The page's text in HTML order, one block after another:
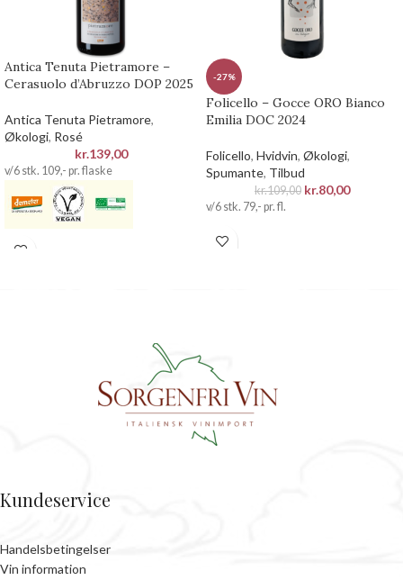
Antica Tenuta Pietramore –
Cerasuolo d’Abruzzo DOP 2025
Antica Tenuta Pietramore,
Økologi, Rosé
kr.139,00
v/6 stk. 109,- pr. flaske
-27%
Folicello – Gocce ORO Bianco
Emilia DOC 2024
Folicello, Hvidvin, Økologi,
Spumante, Tilbud
kr.109,00 kr.80,00
v/6 stk. 79,- pr. fl.
Kundeservice
Handelsbetingelser
Vin information